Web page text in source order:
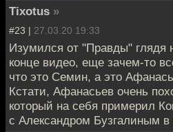
Tixotus »
#23 | 27.03.20 19:33
Изумился от "Правды" глядя
конце видео, еще зачем-то
что это Семин, а это
Кстати, Афанасьев очень
который на себя примерил
с Александром Бузгалиным